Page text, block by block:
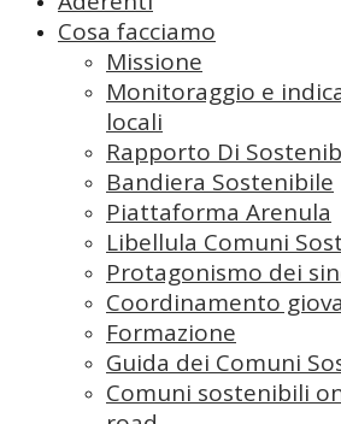
Cosa facciamo
Missione
Monitoraggio e
locali
Rapporto Di
Bandiera Sostenibile
Piattaforma Arenula
Libellula Comuni
Protagonismo dei
Coordinamento
Formazione
Guida dei Comuni
Comuni sostenibili